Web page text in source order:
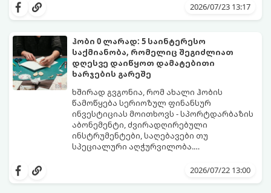
ეს ამომწურავი გზამკვლევი სწორედ
2026/07/23 13:17
ჰობი 0 ლარად: 5 საინტერესო
საქმიანობა, რომელიც შეგიძლიათ
დღესვე დაიწყოთ დამატებითი
ხარჯების გარეშე
ხშირად გვგონია, რომ ახალი ჰობის
წამოწყება სერიოზულ ფინანსურ
ინვესტიციას მოითხოვს - სპორტდარბაზის
აბონემენტი, ძვირადღირებული
ინსტრუმენტები, საღებავები თუ
სპეციალური აღჭურვილობა.
შემოქმედებითი და სასარგებლო
ხელთ: ინტერნეტი, სმარტფონი, ფურცელი
2026/07/22 13:00